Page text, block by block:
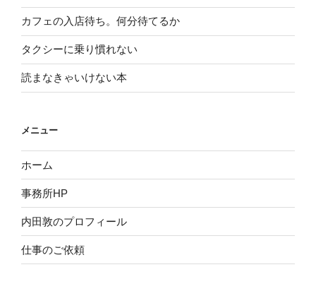
カフェの入店待ち。何分待てるか
タクシーに乗り慣れない
読まなきゃいけない本
メニュー
ホーム
事務所HP
内田敦のプロフィール
仕事のご依頼